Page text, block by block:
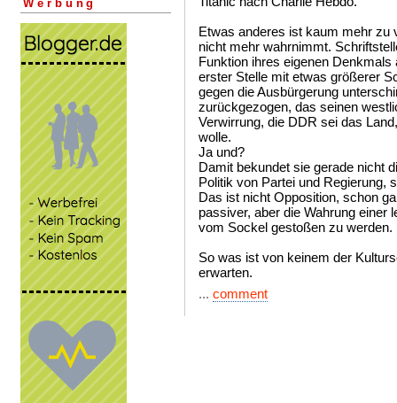
Werbung
Etwas anderes ist kaum mehr zu
nicht mehr wahrnimmt.
Funktion ihres eigenen
erster Stelle mit etwas größerer
gegen die Ausbürgerung
zurückgezogen, das seinen
Verwirrung, die DDR sei das
wolle.
Ja und?
Damit bekundet sie gerade nicht
Politik von Partei und Regierung,
Das ist nicht Opposition, schon
passiver, aber die Wahrung einer
vom Sockel gestoßen zu werden.
So was ist von keinem der
erwarten.
... comment